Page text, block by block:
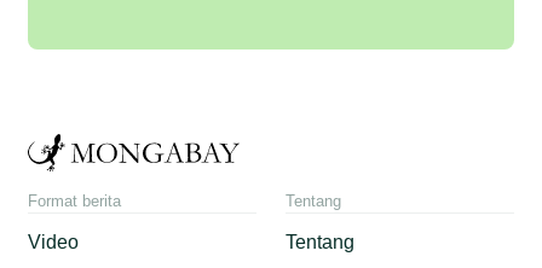
Format berita
Video
Tentang
Tentang